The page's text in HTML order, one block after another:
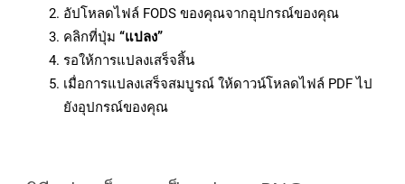
อัปโหลดไฟล์ FODS ของคุณจากอุปกรณ์ของคุณ
คลิกที่ปุ่ม “แปลง”
รอให้การแปลงเสร็จสิ้น
เมื่อการแปลงเสร็จสมบูรณ์ ให้ดาวน์โหลดไฟล์ PDF ไป
ยังอุปกรณ์ของคุณ